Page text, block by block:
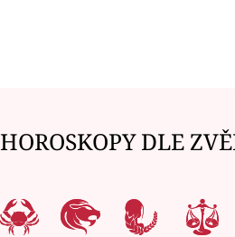
HOROSKOPY DLE